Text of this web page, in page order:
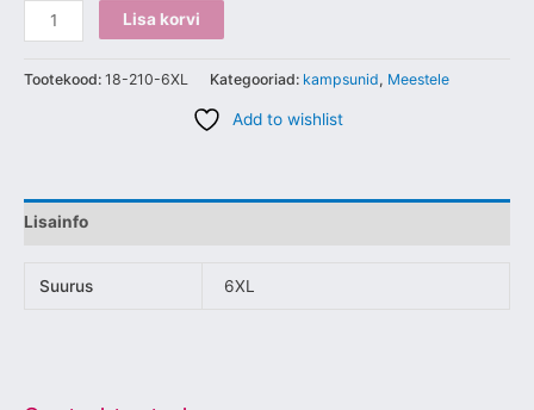
Lisa korvi
Tootekood: 18-210-6XL Kategooriad: kampsunid, Meestele
Add to wishlist
Lisainfo
Suurus 6XL